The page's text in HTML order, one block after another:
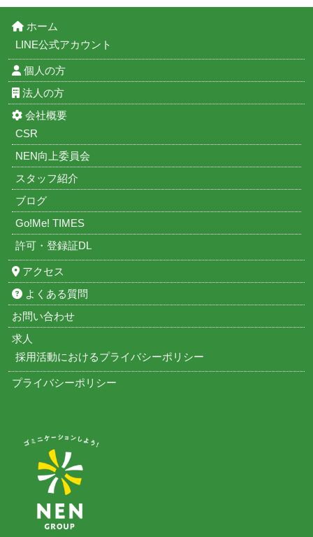
ホーム
LINE公式アカウント
個人の方
法人の方
会社概要
CSR
NEN向上委員会
スタッフ紹介
ブログ
Go!Me! TIMES
許可・登録証DL
アクセス
よくある質問
お問い合わせ
求人
採用活動におけるプライバシーポリシー
プライバシーポリシー